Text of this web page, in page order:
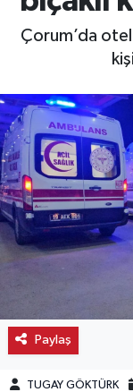
Çorum’da otel
Paylaş
TUGAY GÖKTÜRK
Alaca
Boğazkale
Dodurga
İskilip
Kargı
Mecitözü
Trafik
Süper Lig
Tüm
Son Dakika
Haber